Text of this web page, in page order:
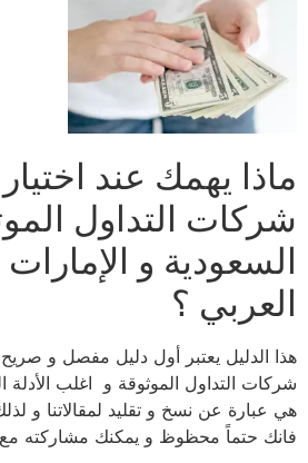
ماذا يهمك عند
شركات التداول
السعودية و الإمارات
العربي ؟
هذا الدليل يعتبر أول دليل مفصل و
شركات التداول الموثوقة و اغلب الأدلة
هي عبارة عن نسخ و تقليد لمقالاتنا و
فانك حتماً محظوظ و يمكنك مشاركته مع